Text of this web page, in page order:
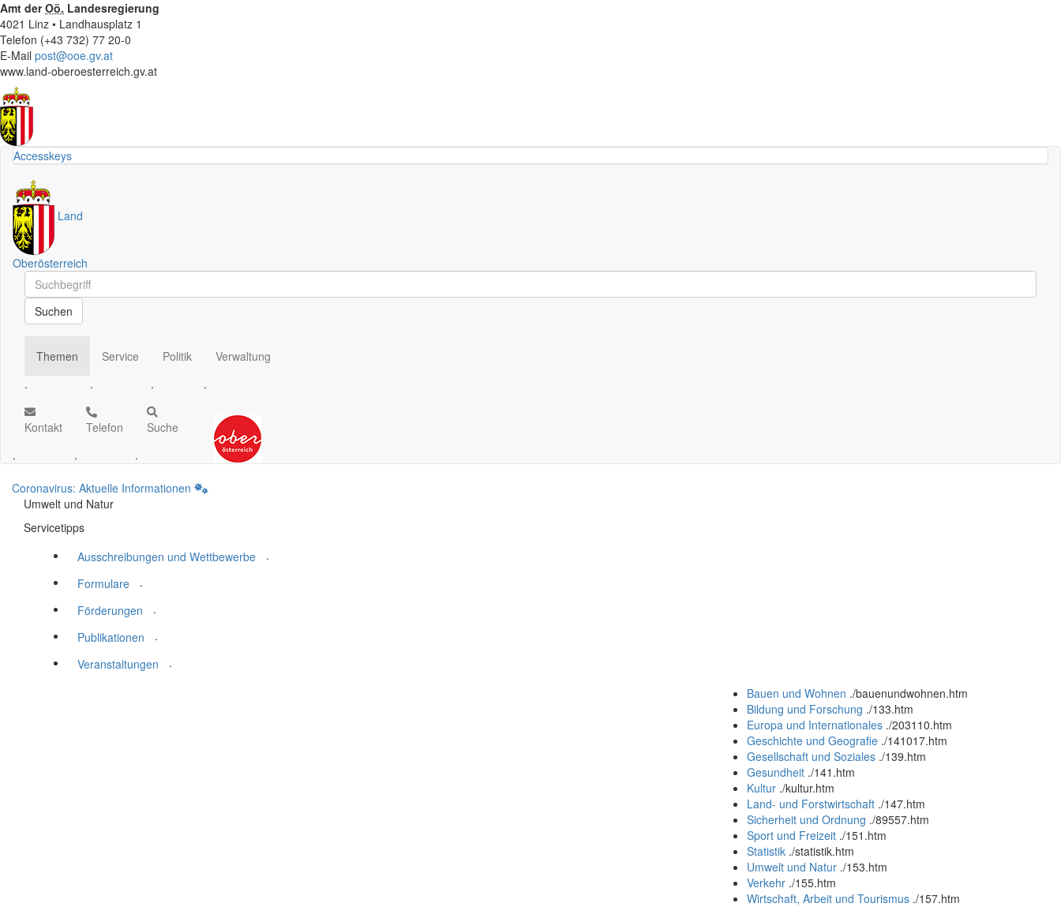
Amt derOö. Landesregierung
4021 Linz • Landhausplatz 1
Telefon (+43 732) 77 20-0
E-Mail post@ooe.gv.at
www.land-oberoesterreich.gv.at
Accesskeys
Land
Oberösterreich
Schnellsuche
Schnellsuche
Suchen
Themen
.
Service
.
Politik
.
Verwaltung
.
Kontakt
.
Telefon
.
Suche
.
Coronavirus: Aktuelle Informationen
Umwelt und Natur
Servicetipps
Ausschreibungen und Wettbewerbe
.
Formulare
.
Förderungen
.
Publikationen
.
Veranstaltungen
.
Bauen und Wohnen ./bauenundwohnen.htm
Bildung und Forschung ./133.htm
Europa und Internationales ./203110.htm
Geschichte und Geografie ./141017.htm
Gesellschaft und Soziales ./139.htm
Gesundheit ./141.htm
Kultur ./kultur.htm
Land- und Forstwirtschaft ./147.htm
Sicherheit und Ordnung ./89557.htm
Sport und Freizeit ./151.htm
Statistik ./statistik.htm
Umwelt und Natur ./153.htm
Verkehr ./155.htm
Wirtschaft, Arbeit und Tourismus ./157.htm